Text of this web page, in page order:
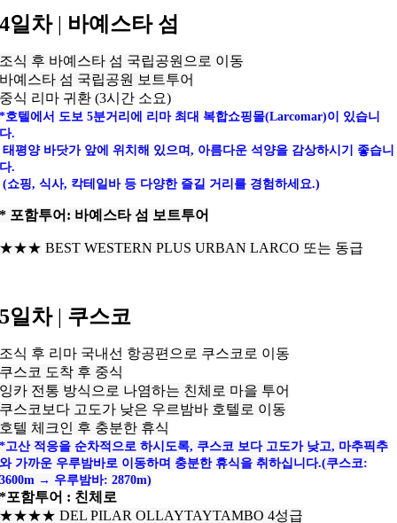
4일차 | 바예스타 섬
조식 후 바예스타 섬 국립공원으로 이동
바예스타 섬 국립공원 보트투어
중식 리마 귀환 (3시간 소요)
*호텔에서 도보 5분거리에 리마 최대 복합쇼핑몰(Larcomar)이 있습니
다.
태평양 바닷가 앞에 위치해 있으며, 아름다운 석양을 감상하시기 좋습니
다.
(쇼핑, 식사, 칵테일바 등 다양한 즐길 거리를 경험하세요.)
* 포함투어: 바예스타 섬 보트투어
★★★ BEST WESTERN PLUS URBAN LARCO 또는 동급
5일차 | 쿠스코
조식 후 리마 국내선 항공편으로 쿠스코로 이동
쿠스코 도착 후 중식
잉카 전통 방식으로 나염하는 친체로 마을 투어
쿠스코보다 고도가 낮은 우르밤바 호텔로 이동
호텔 체크인 후 충분한 휴식
*고산 적응을 순차적으로 하시도록, 쿠스코 보다 고도가 낮고, 마추픽추
와 가까운 우루밤바로 이동하며 충분한 휴식을 취하십니다.(쿠스코:
3600m → 우루밤바: 2870m)
*포함투어 : 친체로
★★★★DEL PILAR OLLAYTAYTAMBO 4성급